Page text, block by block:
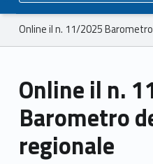
Breadcrumbs navigation
Online il n. 11/2025
Online il n. 11/2025
Barometro
regionale